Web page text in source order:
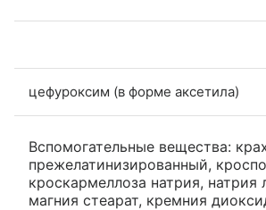
цефуроксим (в форме аксетила)
Вспомогательные вещества:
прежелатинизированный,
кроскармеллоза натрия, натрия
магния стеарат, кремния